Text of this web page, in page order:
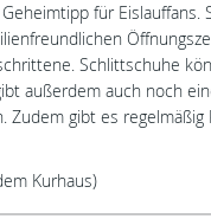
für Eislauffans.
Schlittschuhe
außerdem auch noch
gibt es regelmäßig
Kurhaus)